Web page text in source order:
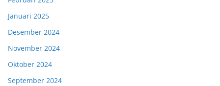
Januari 2025
Desember 2024
November 2024
Oktober 2024
September 2024